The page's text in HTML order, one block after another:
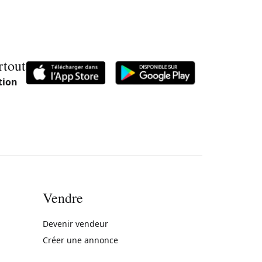
Vendre
Devenir vendeur
Créer une annonce